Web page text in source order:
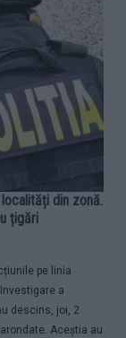
din zonă.
țigări
pe linia
a
descins, joi, 2
Aceștia au